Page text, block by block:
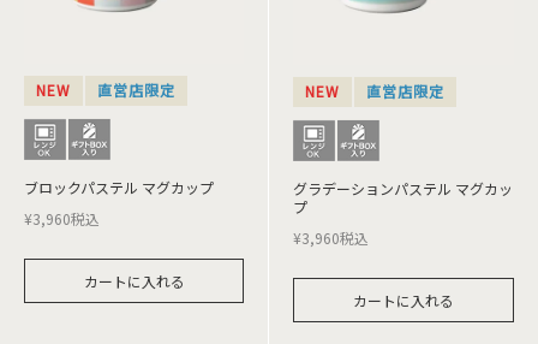
NEW 直営店限定
ブロックパステル マグカップ
¥3,960税込
カートに入れる
NEW 直営店限定
グラデーションパステル マグカッ
プ
¥3,960税込
カートに入れる